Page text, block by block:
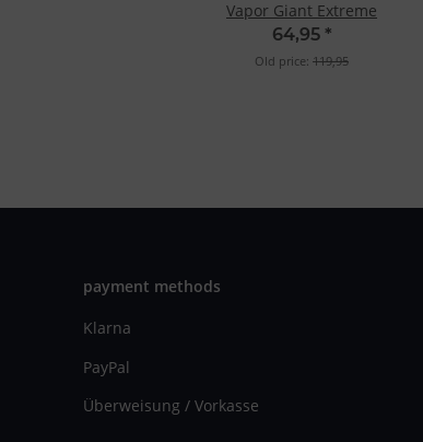
Vapor Giant Extreme
64,95 *
Old price: 119,95
payment methods
Klarna
PayPal
Überweisung / Vorkasse